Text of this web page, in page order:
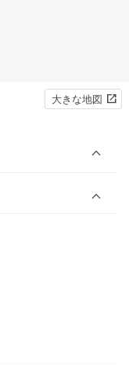
大きな地図